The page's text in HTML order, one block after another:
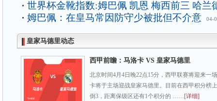
世界杯金靴指数:姆巴佩 凯恩 梅西前三 哈兰
姆巴佩：在皇马常因防守少被批但不介意
04-
皇家马德里动态
西甲前瞻：马洛卡 VS 皇家马德里
北京时间4月4日晚22点15分，西甲联赛将迎来一
卡将于主场迎战皇家马德里。目前在西甲积分榜
倒3，距离保级区还有1个积分的 ……[详细]